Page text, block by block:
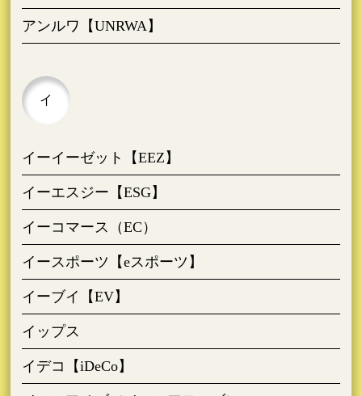
アンルワ【UNRWA】
イ
イーイーゼット【EEZ】
イーエスジー【ESG】
イーコマース（EC）
イースポーツ【eスポーツ】
イーブイ【EV】
イップス
イデコ【iDeCo】